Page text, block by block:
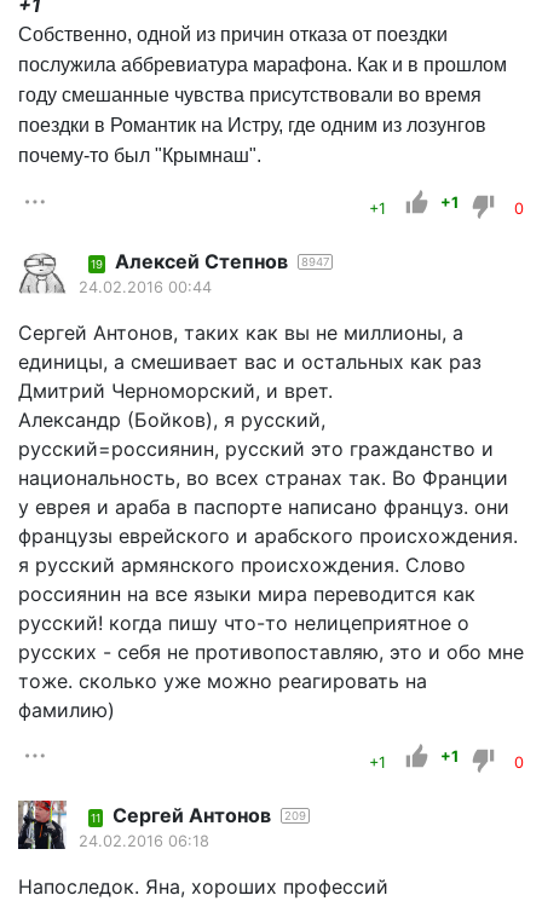
Собственно, одной из причин отказа от поездки
послужила аббревиатура марафона. Как и в прошлом
году смешанные чувства присутствовали во время
поездки в Романтик на Истру, где одним из лозунгов
почему-то был "Крымнаш".
+1 +1 0
19 Алексей Степнов 8947
24.02.2016 00:44
Сергей Антонов, таких как вы не миллионы, а
единицы, а смешивает вас и остальных как раз
Дмитрий Черноморский, и врет.
Александр (Бойков), я русский,
русский=россиянин, русский это гражданство и
национальность, во всех странах так. Во Франции
у еврея и араба в паспорте написано француз. они
французы еврейского и арабского происхождения.
я русский армянского происхождения. Слово
россиянин на все языки мира переводится как
русский! когда пишу что-то нелицеприятное о
русских - себя не противопоставляю, это и обо мне
тоже. сколько уже можно реагировать на
фамилию)
+1 +1 0
11 Сергей Антонов 209
24.02.2016 06:18
Напоследок. Яна, хороших профессий